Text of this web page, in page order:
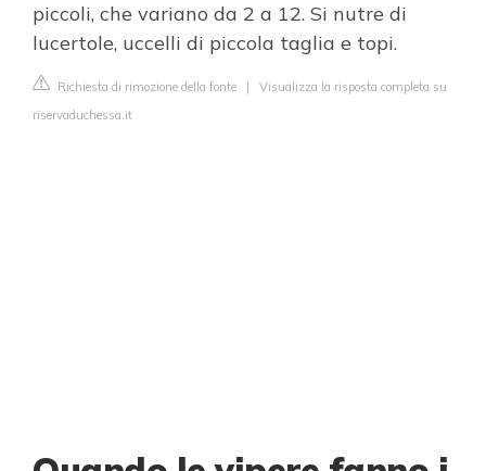
piccoli, che variano da 2 a 12. Si nutre di
lucertole, uccelli di piccola taglia e topi.
Richiesta di rimozione della fonte | Visualizza la risposta completa su
riservaduchessa.it